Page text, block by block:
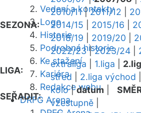
Vedení a kontakty
Logo
Historie
Podrobná historie
Ke stažení
Kariéra
Redakce webu
DRFG Arena
SEZONA:
2010/11|2011/12
2014/15
2015/16
2018/19
2019/20
2022/23|2023/24
LIGA:
extraliga 1.liga
střed
2.liga východ
SEŘADIT:
kolo|datum
vzestupně